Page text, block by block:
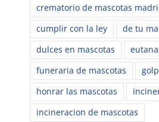
crematorio de mascotas
cumplir con la ley
de tu
dulces en mascotas
funeraria de mascotas
honrar las mascotas
incineracion de mascotas